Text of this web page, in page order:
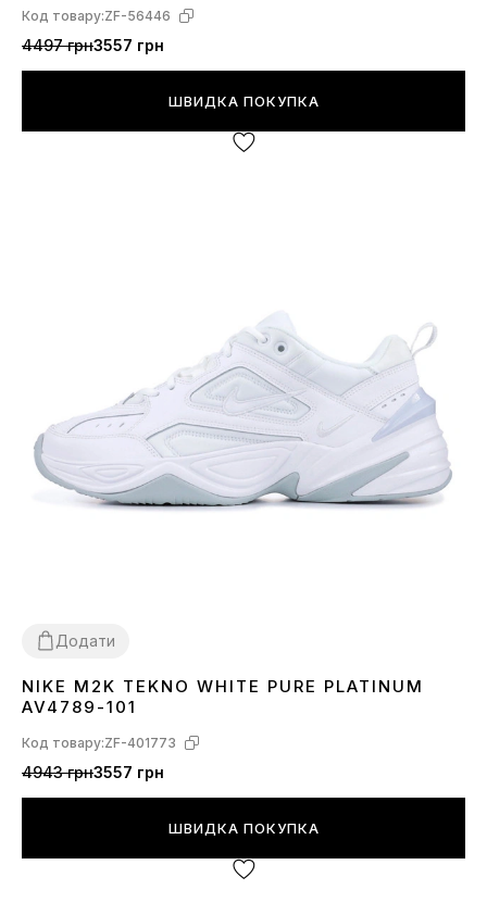
Код товару:ZF-56446
4497 грн3557 грн
ШВИДКА ПОКУПКА
Додати
3637 38 3940 41 434445
NIKE M2K TEKNO WHITE PURE PLATINUM
AV4789-101
Код товару:ZF-401773
4943 грн3557 грн
ШВИДКА ПОКУПКА